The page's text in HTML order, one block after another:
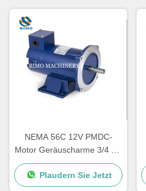
NEMA 56C 12V PMDC-
Motor Geräuscharme 3/4 PS
1750 Rpm Elektromotor
Plaudern Sie Jetzt